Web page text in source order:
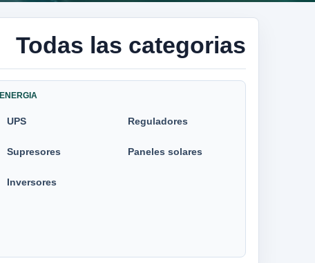
Todas las categorias
ENERGIA
UPS Reguladores
Supresores Paneles solares
Inversores